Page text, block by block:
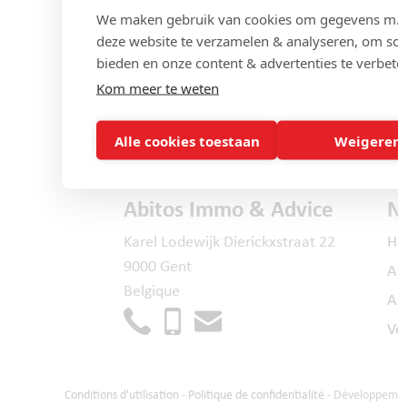
Abitos Immo & Advice
Karel Lodewijk Dierickxstraat 22
9000 Gent
Belgique
Conditions d'utilisation - Politique de confidentialité -
We maken gebruik van cookies om gegevens
deze website te verzamelen & analyseren, om
bieden en onze content & advertenties te
Kom meer te weten
Alle cookies toestaan